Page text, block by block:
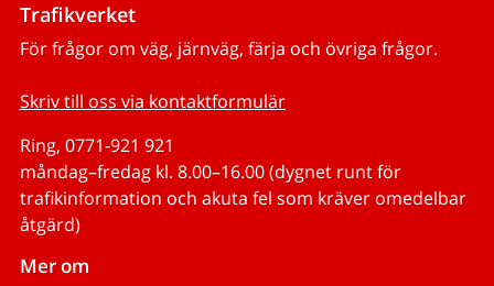
Trafikverket
För frågor om väg, järnväg, färja och övriga frågor.
Skriv till oss via kontaktformulär
Ring, 0771-921 921
måndag–fredag kl. 8.00–16.00 (dygnet runt för
trafikinformation och akuta fel som kräver omedelbar
åtgärd)
Mer om